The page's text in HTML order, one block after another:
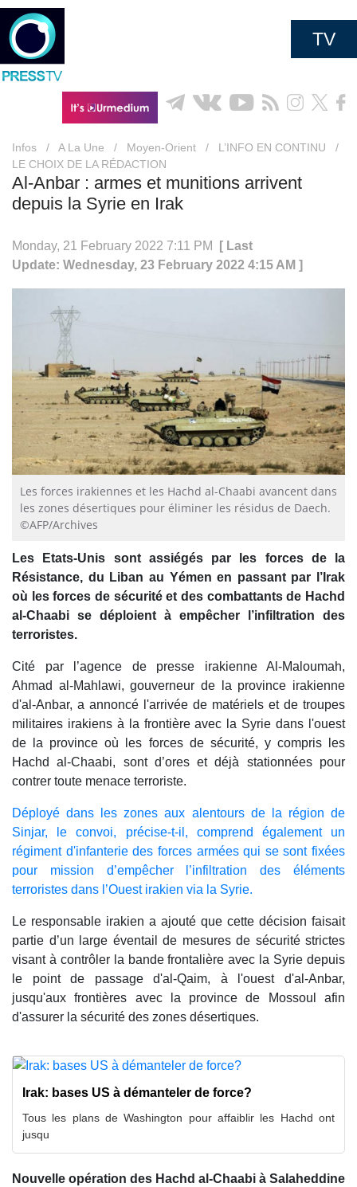
TV
Infos / A La Une / Moyen-Orient / L’INFO EN CONTINU
/
LE CHOIX DE LA RÉDACTION
Al-Anbar : armes et munitions arrivent
depuis la Syrie en Irak
Monday, 21 February 2022 7:11 PM
[ Last
Update: Wednesday, 23 February 2022 4:15 AM ]
Les forces irakiennes et les Hachd al-Chaabi avancent dans
les zones désertiques pour éliminer les résidus de Daech.
©AFP/Archives
Les Etats-Unis sont assiégés par les forces de la
Résistance, du Liban au Yémen en passant par l’Irak
où les forces de sécurité et des combattants de Hachd
al-Chaabi se déploient à empêcher l’infiltration des
terroristes.
Cité par l’agence de presse irakienne Al-Maloumah,
Ahmad al-Mahlawi, gouverneur de la province irakienne
d'al-Anbar, a annoncé l'arrivée de matériels et de troupes
militaires irakiens à la frontière avec la Syrie dans l'ouest
de la province où les forces de sécurité, y compris les
Hachd al-Chaabi, sont d’ores et déjà stationnées pour
contrer toute menace terroriste.
Déployé dans les zones aux alentours de la région de
Sinjar, le convoi, précise-t-il, comprend également un
régiment d'infanterie des forces armées qui se sont fixées
pour mission d’empêcher l’infiltration des éléments
terroristes dans l’Ouest irakien via la Syrie.
Le responsable irakien a ajouté que cette décision faisait
partie d’un large éventail de mesures de sécurité strictes
visant à contrôler la bande frontalière avec la Syrie depuis
le point de passage d'al-Qaim, à l'ouest d'al-Anbar,
jusqu'aux frontières avec la province de Mossoul afin
d'assurer la sécurité des zones désertiques.
Irak: bases US à démanteler de force?
Tous les plans de Washington pour affaiblir les Hachd ont
jusqu
Nouvelle opération des Hachd al-Chaabi à Salaheddine